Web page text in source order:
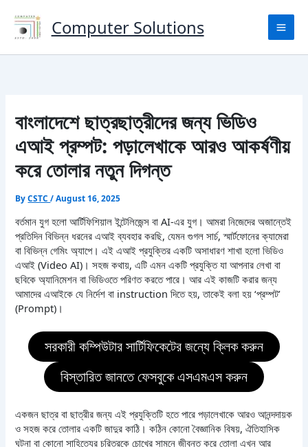
content
Computer Solutions
বাংলাদেশে ছাত্রছাত্রীদের জন্য ভিডিও
এআই প্রম্পট: পড়ালেখাকে আরও আকর্ষণীয়
করে তোলার নতুন দিগন্ত
ByCSTC/August 16, 2025
বর্তমান যুগ হলো আর্টিফিশিয়াল ইন্টেলিজেন্স বা AI-এর যুগ। আমরা নিজেদের অজান্তেই
প্রতিদিন বিভিন্ন ধরনের এআই ব্যবহার করছি, যেমন গুগল সার্চ, স্মার্টফোনের ক্যামেরা
বা বিভিন্ন গেমিং অ্যাপে। এই এআই প্রযুক্তির একটি অসাধারণ শাখা হলো ভিডিও
এআই (Video AI)। সহজ কথায়, এটি এমন একটি প্রযুক্তি যা আপনার লেখা বা
ছবিকে অ্যানিমেশন বা ভিডিওতে পরিণত করতে পারে। আর এই কাজটি করার জন্য
আমাদের এআইকে যে নির্দেশ বা instruction দিতে হয়, তাকেই বলা হয় ‘প্রম্পট’
(Prompt)।
সরকারী কম্পিউটার সার্টিফিকেটের জন্যে ক্লিক করুন
বিস্তারিত জানতে ফেসবুকে এসএমএস করুন
একজন ছাত্র বা ছাত্রীর জন্য এই প্রযুক্তিটি হতে পারে পড়ালেখাকে আরও আনন্দদায়ক
ও সহজ করে তোলার একটি জাদুর কাঠি। কঠিন কোনো বৈজ্ঞানিক বিষয়, ঐতিহাসিক
ঘটনা বা কোনো সাহিত্যের চরিত্রকে চোখের সামনে জীবন্ত করে তোলা এখন আর